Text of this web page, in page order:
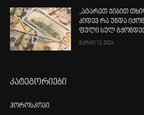
„ატარეთ ჯიბით
კიდევ რა უნდა
ფული სულ
მარტი 13, 2024
კატეგორიები
ჰოროსკოპი